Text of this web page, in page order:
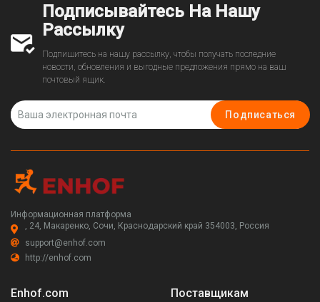
Подписывайтесь На Нашу
Рассылку
Подпишитесь на нашу рассылку, чтобы получать последние
новости, обновления и выгодные предложения прямо на ваш
почтовый ящик.
Подписаться
Информационная платформа
, 24, Макаренко, Сочи, Краснодарский край 354003, Россия
support@enhof.com
http://enhof.com
Enhof.com Поставщикам